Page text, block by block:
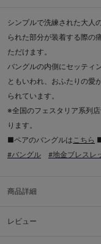
シンプルで洗練された大人
られた部分が装着する際の
ただけます。
バングルの内側にセッティ
ともいわれ、おふたりの愛
られています。
※全国のフェスタリア系列
ります。
■ペアのバングルは こちら
#バングル
#地金ブレスレ
商品詳細
レビュー